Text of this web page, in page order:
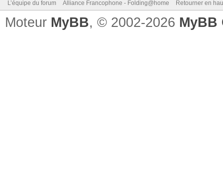
L’équipe du forum Alliance Francophone - Folding@home Retourner en
Moteur MyBB, © 2002-2026 MyBB